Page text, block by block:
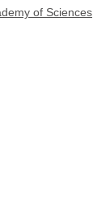
of Sciences